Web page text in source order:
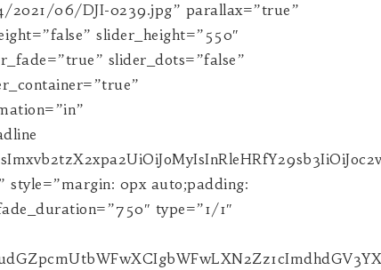
cs_column][/cs_row][/cs_section][cs_section bg_type=”color” bg_color=”hsl(0, 0%, 100%)” parallax=”false” slider_fullscreen=”false” slider_show_on_mobile=”true” slider_center_content=”false” slider_manual_height=”false” slider_height=”550″ slider_speed=”1000″ slider_autoplay_speed=”5000″ slider_autoplay=”true” slider_arrows=”false” slider_fade=”true” slider_dots=”false” bg_image_anchor=”center” style=”margin: 0px;padding: 45px 0px;”][cs_row inner_container=”true” marginless_columns=”false” style=”margin: 0px auto;padding: 0px;”][cs_column fade=”false” fade_animation=”in” fade_animation_offset=”45px” fade_duration=”750″ type=”1/1″ class=”cs-ta-center” style=”padding: 0px;”][cs_custom_headline data=”eyJjb250ZW50IjoiRmVhdHVyZWQgTGlzdGluZ3MiLCJsZXZlbCI6ImgzIiwibG9va3NfbGlrZSI6ImgzIiwidGV4dF9jb2xvciI6IiIsImFjY2VudCI6ImZhbHNlIiwiaWQiOiIiLCJfdHlwZSI6ImN1c3RvbS1oZWFkbGluZSIsImVsZW1lbnRzIjpbXSwiY2xhc3MiOiJtdG4iLCJzdHlsZSI6InRleHQtdHJhbnNmb3JtOm5vbmU7IiwiZXh0cmEiOiIgY2xhc3M9XCJtdG5cIiBzdHlsZT1cInRleHQtdHJhbnNmb3JtOm5vbmU7XCIifQ==”][cs_raw_content data=”eyJ0ZXh0X3NpemUiOiIiLCJ0ZXh0X2NvbG9yIjoiIiwiY29udGVudCI6IltzaG93Y2FzZWlkeF9ob3RzaGVldCBuYW1lPVwiaG9tZS1wYWdlXCJdIiwiaWQiOiIiLCJfdHlwZSI6InJhdy1jb250ZW50IiwiZWxlbWVudHMiOltdLCJjbGFzcyI6IiIsInN0eWxlIjoiIiwiZXh0cmEiOiIifQ==”][/cs_column][/cs_row][/cs_section][cs_section bg_type=”image” bg_image=”https://crop-v3.agentfirecdn.com/gatewaylandandhomellc.com/wp-content/uploads/sites/316/2017/06/texture.jpg-N.jpg” parallax=”true” slider_fullscreen=”false” slider_show_on_mobile=”true” slider_center_content=”false” slider_manual_height=”false” slid